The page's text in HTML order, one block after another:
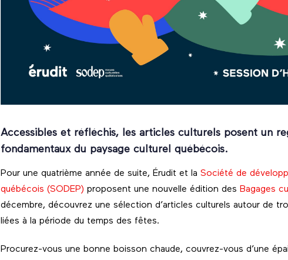
Accessibles et réfléchis, les articles culturels posent un
fondamentaux du paysage culturel québécois.
Pour une quatrième année de suite, Érudit et la Société de
québécois (SODEP) proposent une nouvelle édition des Bagages
décembre, découvrez une sélection d’articles culturels autour de
liées à la période du temps des fêtes.
Procurez-vous une bonne boisson chaude, couvrez-vous d’une